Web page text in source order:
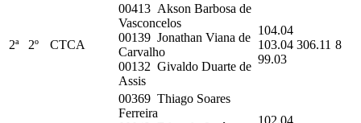
2ª 2º CTCA
00413 Akson Barbosa de
Vasconcelos
00139 Jonathan Viana de
Carvalho
00132 Givaldo Duarte de
Assis
104.04
103.04
99.03
306.11 8
00369 Thiago Soares
Ferreira
102.04